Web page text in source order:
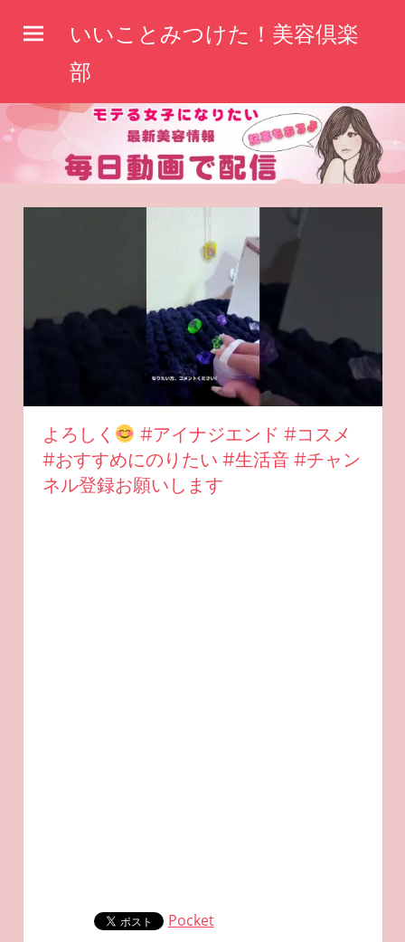
へ
いいことみつけた！美容倶楽
部
よろしく
#アイナジエンド #コスメ
#おすすめにのりたい #生活音 #チャン
ネル登録お願いします
Pocket